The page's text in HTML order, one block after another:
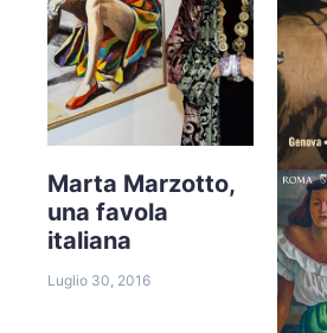
Marta Marzotto,
una favola
italiana
Luglio 30, 2016